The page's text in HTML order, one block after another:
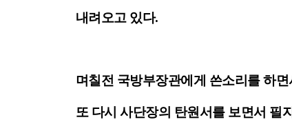
내려오고 있다.
며칠전 국방부장관에게 쓴소리를 하
또 다시 사단장의 탄원서를 보면서 필